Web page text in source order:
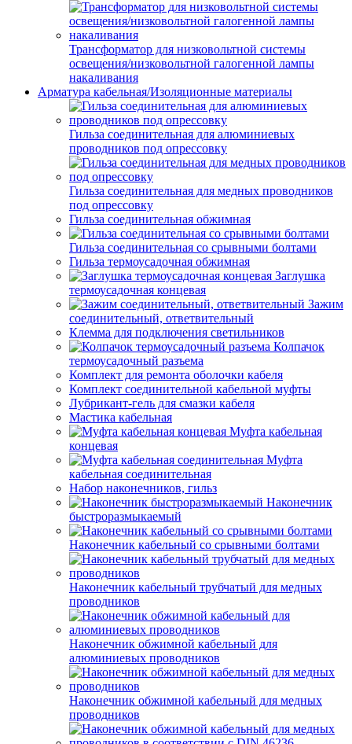
Трансформатор для низковольтной системы
освещения/низковольтной галогенной лампы
накаливания
Арматура кабельная/Изоляционные материалы
Гильза соединительная для алюминиевых
проводников под опрессовку
Гильза соединительная для медных проводников
под опрессовку
Гильза соединительная обжимная
Гильза соединительная со срывными болтами
Гильза термоусадочная обжимная
Заглушка
термоусадочная концевая
Зажим
соединительный, ответвительный
Клемма для подключения светильников
Колпачок
термоусадочный разъема
Комплект для ремонта оболочки кабеля
Комплект соединительной кабельной муфты
Лубрикант-гель для смазки кабеля
Мастика кабельная
Муфта кабельная
концевая
Муфта
кабельная соединительная
Набор наконечников, гильз
Наконечник
быстроразмыкаемый
Наконечник кабельный со срывными болтами
Наконечник кабельный трубчатый для медных
проводников
Наконечник обжимной кабельный для
алюминиевых проводников
Наконечник обжимной кабельный для медных
проводников